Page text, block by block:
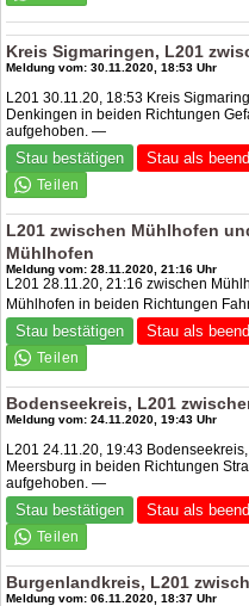
Kreis Sigmaringen, L201
Meldung vom: 30.11.2020, 18:53 Uhr
L201 30.11.20, 18:53 Kreis
Denkingen in beiden Richtungen
aufgehoben. —
Stau bestätigen Stau als
L201 zwischen Mühlhofen
Mühlhofen
Meldung vom: 28.11.2020, 21:16 Uhr
L201 28.11.20, 21:16 zwischen
Mühlhofen in beiden Richtungen
Stau bestätigen Stau als
Bodenseekreis, L201
Meldung vom: 24.11.2020, 19:43 Uhr
L201 24.11.20, 19:43
Meersburg in beiden Richtungen
aufgehoben. —
Stau bestätigen Stau als
Burgenlandkreis, L201
Meldung vom: 06.11.2020, 18:37 Uhr